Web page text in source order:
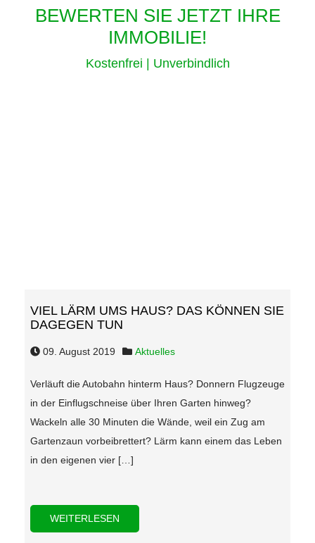
BEWERTEN SIE JETZT IHRE
IMMOBILIE!
Kostenfrei | Unverbindlich
VIEL LÄRM UMS HAUS? DAS KÖNNEN SIE
DAGEGEN TUN
09. August 2019 Aktuelles
Verläuft die Autobahn hinterm Haus? Donnern Flugzeuge
in der Einflugschneise über Ihren Garten hinweg?
Wackeln alle 30 Minuten die Wände, weil ein Zug am
Gartenzaun vorbeibrettert? Lärm kann einem das Leben
in den eigenen vier […]
WEITERLESEN